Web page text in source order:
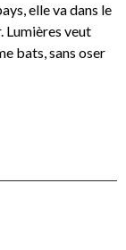
elle va dans le
Lumières veut
bats, sans oser